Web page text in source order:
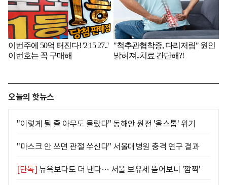
오늘의 핫뉴스
"이렇게 될 줄 아무도 몰랐다" 동해안 원전 '올스톱' 위기
"마스크 안 쓰면 관절 쑤신다" 서울대병원 충격 연구 결과
[단독] 뉴욕보다도 더 낸다… 서울 보유세 뜯어보니 '깜짝'